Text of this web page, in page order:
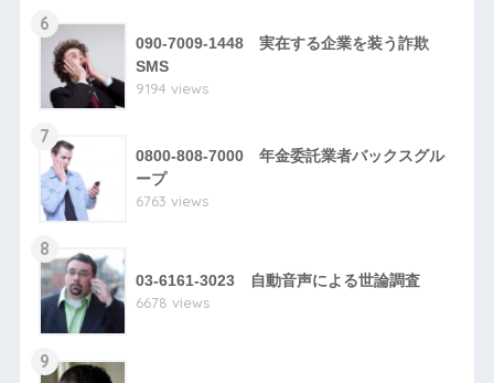
6
090-7009-1448 実在する企業を装う詐欺
SMS
9194 views
7
0800-808-7000 年金委託業者バックスグル
ープ
6763 views
8
03-6161-3023 自動音声による世論調査
6678 views
9